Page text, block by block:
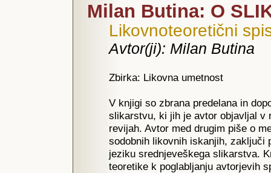
Milan Butina: O
Likovnoteoretični
Avtor(ji): Milan Butina
Zbirka: Likovna umetnost
V knjigi so zbrana predelana in
slikarstvu, ki jih je avtor objavljal v
revijah. Avtor med drugim piše o
sodobnih likovnih iskanjih, zaključi
jeziku srednjeveškega slikarstva.
teoretike k poglabljanju avtorjevih